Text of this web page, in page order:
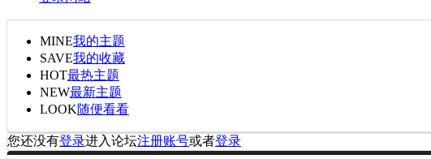
MINE我的主题
SAVE我的收藏
HOT最热主题
NEW最新主题
LOOK随便看看
您还没有登录进入论坛注册账号或者登录